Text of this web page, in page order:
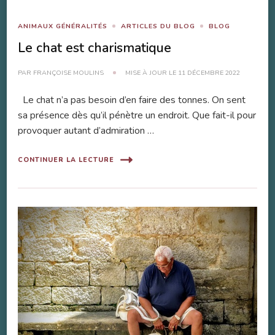
ANIMAUX GÉNÉRALITÉS ARTICLES DU BLOG BLOG
Le chat est charismatique
PAR FRANÇOISE MOULINS MISE À JOUR LE 11 DÉCEMBRE 2022
Le chat n’a pas besoin d’en faire des tonnes. On sent
sa présence dès qu’il pénètre un endroit. Que fait-il pour
provoquer autant d’admiration …
CONTINUER LA LECTURE